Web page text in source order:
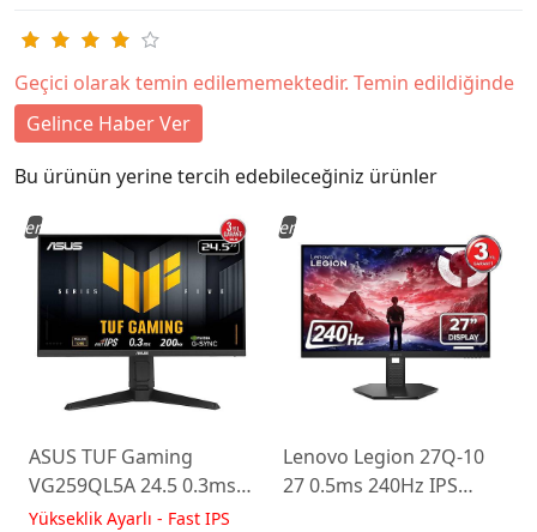
Geçici olarak temin edilememektedir. Temin edildiğinde
Gelince Haber Ver
Bu ürünün yerine tercih edebileceğiniz ürünler
ASUS TUF Gaming
VG259QL5A 24.5 0.3ms
200Hz Fast IPS Yükseklik
Yükseklik Ayarlı - Fast IPS
Yeni
Lenovo Legion 27Q-10
27 0.5ms 240Hz IPS
Yeni